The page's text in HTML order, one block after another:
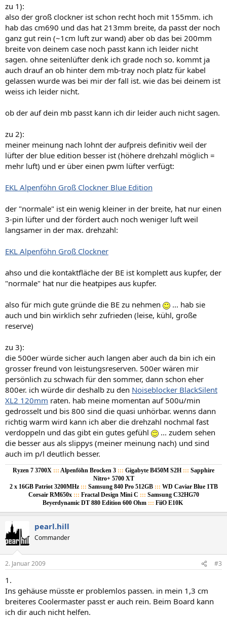
zu 1):
also der groß clockner ist schon recht hoch mit 155mm. ich
hab das cm690 und das hat 213mm breite, da passt der noch
ganz gut rein (~1cm luft zur wand) aber ob das bei 200mm
breite von deinem case noch passt kann ich leider nicht
sagen. ohne seitenlüfter denk ich grade noch so. kommt ja
auch drauf an ob hinter dem mb-tray noch platz für kabel
gelassen wurde was bei mir der fall ist. wie das bei deinem ist
weiss ich leider nicht.
ob der auf dein mb passt kann ich dir leider auch nicht sagen.
zu 2):
meiner meinung nach lohnt der aufpreis definitiv weil der
lüfter der blue edition besser ist (höhere drehzahl möglich =
mehr luft) und er über einen pwm lüfter verfügt:
EKL Alpenföhn Groß Clockner Blue Edition
der "normale" ist ein wenig kleiner in der breite, hat nur einen
3-pin lüfter und der fördert auch noch weniger luft weil
langsamer in der max. drehzahl:
EKL Alpenföhn Groß Clockner
ahso und die kontaktfläche der BE ist komplett aus kupfer, der
"normale" hat nur die heatpipes aus kupfer.
also für mich gute gründe die BE zu nehmen
... hab sie
auch und bin wirklich sehr zufrieden (leise, kühl, große
reserve)
zu 3):
die 500er würde sicher auch langen aber auch da bin ich ein
grosser freund von leistungsreserven. 500er wären mir
persönlich zu schwach für den sommer, dann schon eher
800er. ich würde dir deshalb zu den Noiseblocker BlackSilent
XL2 120mm raten. hab meine momentan auf 500u/min
gedrosselt und bis 800 sind die quasi unhörbar. wenns dann
richtig warm wird kann ich aber die drehzahl nochmal fast
verdoppeln und das gibt ein gutes gefühl
... zudem sehen
die besser aus als slippys (meiner meinung nach) und sind
auch im p/l deutlich besser.
Ryzen 7 3700X ::: Alpenföhn Brocken 3 ::: Gigabyte B450M S2H ::: Sapphire
Nitro+ 5700 XT
2 x 16GB Patriot 3200MHz ::: Samsung 840 Pro 512GB ::: WD Caviar Blue 1TB
Corsair RM650x ::: Fractal Design Mini C ::: Samsung C32HG70
Beyerdynamic DT 880 Edition 600 Ohm ::: FiiO E10K
pearl.hill
Commander
2. Januar 2009 #3
1.
Ins gehäuse müsste er problemlos passen. in mein 1,3 cm
breiteres Coolermaster passt er auch rein. Beim Board kann
ich dir auch nicht helfen.